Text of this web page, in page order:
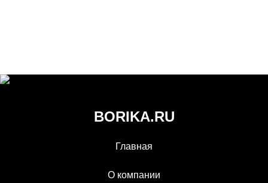
BORIKA.RU
Главная
О компании